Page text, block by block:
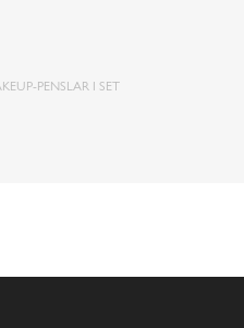
PENSLAR I SET